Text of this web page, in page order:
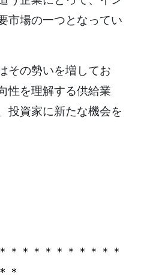
市場の一つとなってい
その勢いを増してお
性を理解する供給業
投資家に新たな機会を
＊＊＊＊＊＊＊＊＊＊
＊